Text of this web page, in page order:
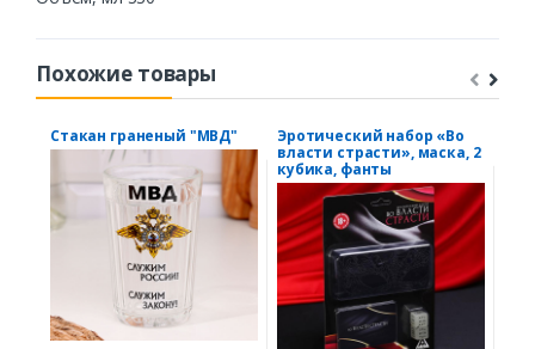
Похожие товары
Стакан граненый "МВД"
Эротический набор «Во
власти страсти», маска, 2
кубика, фанты